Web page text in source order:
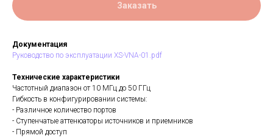
Заказать
Документация
Руководство по эксплуатации XS-VNA-01.pdf
Технические характеристики
Частотный диапазон от 10 МГц до 50 ГГц
Гибкость в конфигурировании системы:
- Различное количество портов
- Ступенчатые аттенюаторы источников и приемников
- Прямой доступ